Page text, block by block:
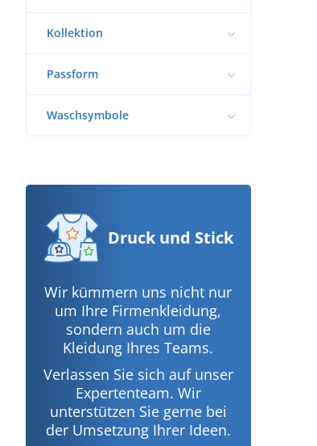
Kollektion
Passform
Waschsymbole
Druck und Stick
Wir kümmern uns nicht nur
um Ihre Firmenkleidung,
sondern auch um die
Kleidung Ihres Teams.
Verlassen Sie sich auf unser
Expertenteam. Wir
unterstützen Sie gerne bei
der Umsetzung Ihrer Ideen.